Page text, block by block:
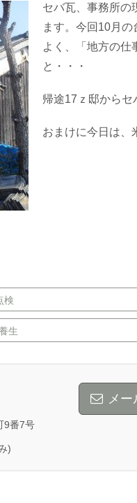
セバ瓦、事務所の
ます。今回10月
よく、「地方の仕
と・・・
帰途17ｚ邸からセ
おまけに今日は、
検
生
9番7号
)
メ